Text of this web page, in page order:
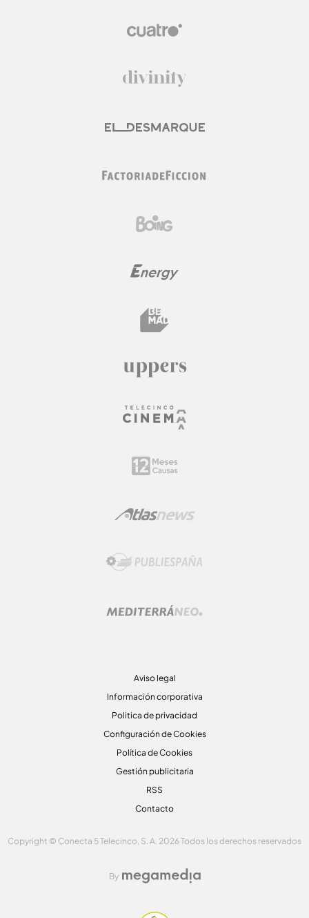
Aviso legal
Información corporativa
Politica de privacidad
Configuración de Cookies
Política de Cookies
Gestión publicitaria
RSS
Contacto
Copyright © Conecta 5 Telecinco, S. A. 2026 Todos los derechos reservados
By